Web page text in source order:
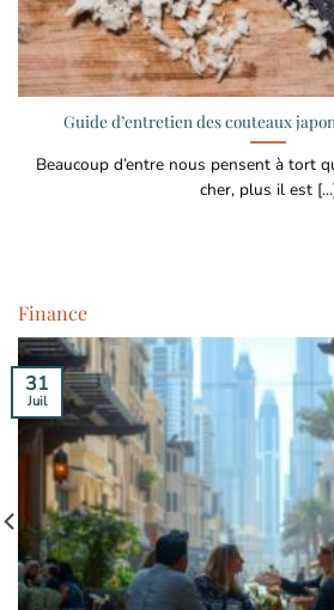
Guide d’entretien des couteaux
Beaucoup d’entre nous pensent à tort
cher, plus il est
Finance
31
Juil